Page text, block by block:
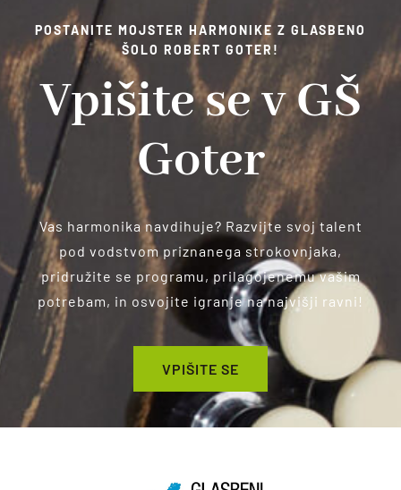
POSTANITE MOJSTER HARMONIKE Z GLASBENO
ŠOLO ROBERT GOTER!
Vpišite se v GŠ
Goter
Vas harmonika navdihuje? Razvijte svoj talent
pod vodstvom priznanega strokovnjaka,
pridružite se programu, prilagojenemu vašim
potrebam, in osvojite igranje na najvišji ravni!
VPIŠITE SE